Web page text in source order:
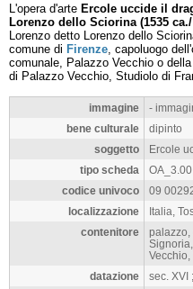
L'opera d'arte Ercole uccide il
Lorenzo dello Sciorina (1535 ca./
Lorenzo detto Lorenzo dello
comune di Firenze , capoluogo
comunale, Palazzo Vecchio o
di Palazzo Vecchio, Studiolo di
immagine
-
bene culturale
dipinto
soggetto
Ercole
tipo scheda
OA_3.00
codice univoco
09
localizzazione
Italia,
contenitore
palazzo,
datazione
sec. XVI